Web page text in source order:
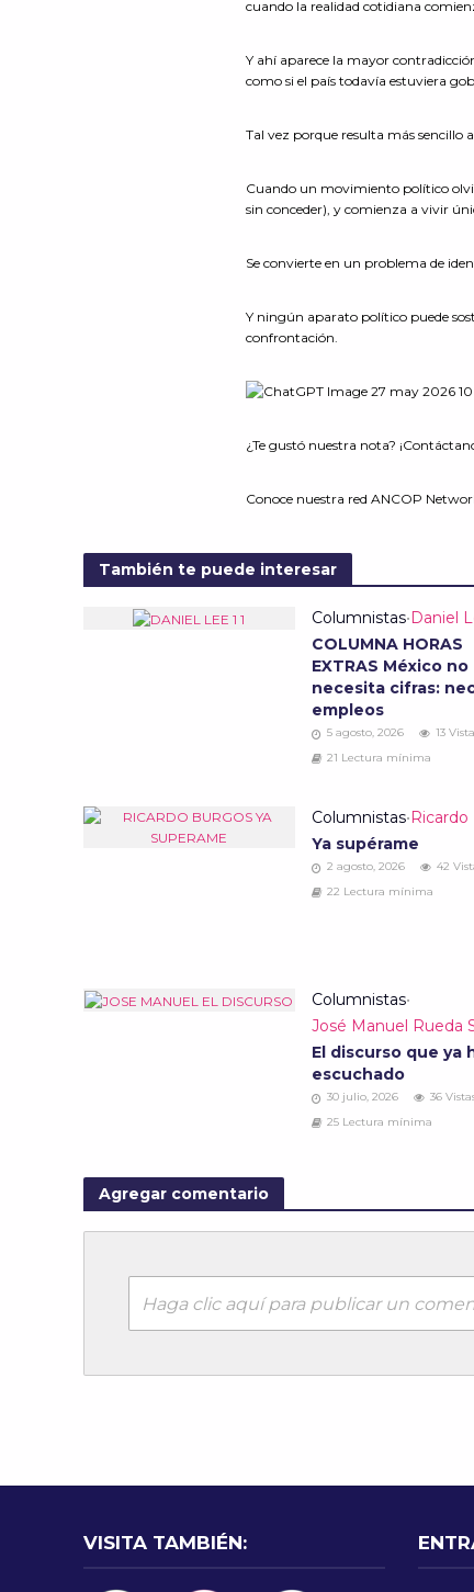
cuando la realidad cotidiana
Y ahí aparece la mayor
como si el país todavía estuviera
Tal vez porque resulta más sencillo
Cuando un movimiento político
sin conceder), y comienza a vivir
Se convierte en un problema de
Y ningún aparato político puede
confrontación.
¿Te gustó nuestra nota?
Conoce nuestra red ANCOP
También te puede interesar
Columnistas• Daniel
COLUMNA HORAS
EXTRAS México no
necesita cifras:
empleos
5 agosto, 2026
13
21 Lectura mínima
Columnistas•
Ya supérame
2 agosto, 2026
42
22 Lectura mínima
Columnistas•
José Manuel Rueda
El discurso que ya
escuchado
30 julio, 2026
36
25 Lectura mínima
Agregar comentario
Haga clic aquí para publicar un
VISITA TAMBIÉN: